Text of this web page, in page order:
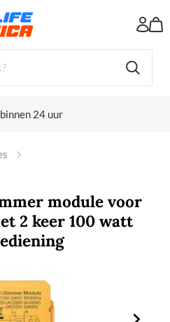
24 uur
module voor
2 keer 100 watt